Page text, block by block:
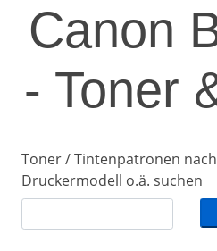
Canon
- Toner
Toner / Tintenpatronen
Druckermodell o.ä. suchen